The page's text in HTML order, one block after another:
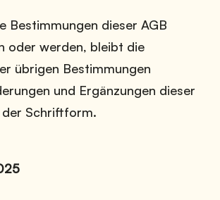
Bestimmungen dieser AGB
oder werden, bleibt die
übrigen Bestimmungen
und Ergänzungen dieser
Schriftform.